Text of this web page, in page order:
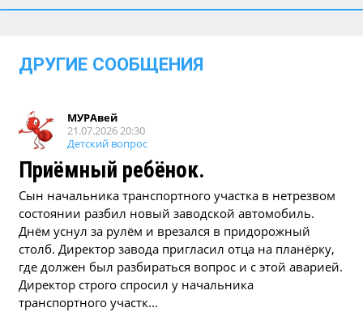
ДРУГИЕ СООБЩЕНИЯ
МУРАвей
21.07.2026 20:30
Детский вопрос
Приёмный ребёнок.
Сын начальника транспортного участка в нетрезвом
состоянии разбил новый заводской автомобиль.
Днём уснул за рулём и врезался в придорожный
столб. Директор завода пригласил отца на планёрку,
где должен был разбираться вопрос и с этой аварией.
Директор строго спросил у начальника
транспортного участк...